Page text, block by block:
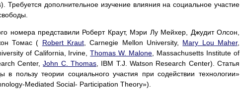
дополнительное изучение влияния на социальное участие
номера представили Роберт Краут, Мэри Лу Мейхер, Джудит Олсон,
Томас ( Robert Kraut , Carnegie Mellon University, Mary Lou Maher,
of California, Irvine,Thomas W. Malone , Massachusetts Institute of
Center,John C. Thomas , IBM T.J. Watson Research Center). Статья
пользу теории социального участия при содействии технологии»
Mediated Social- Participation Theory»).